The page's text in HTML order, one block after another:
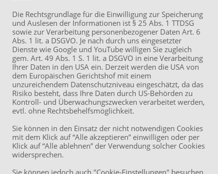
ÖPNV
U7, Bus 32: Station
Habsburgerallee
Straßenbahn 14: Station
Habsburgerallee /
Wittelsbacherallee
Anfahrt
Eingang Brüder-Grimm-Str.
13
Die Rechtsgrundlage für die Einwilligung zur Speicherung
und Auslesen der Informationen ist § 25 Abs. 1 TTDSG
sowie zur Verarbeitung personenbezogener Daten Art. 6
Abs. 1 lit. a DSGVO. Je nach durch uns eingesetzter
Dienste wie Google und YouTube willigen Sie zugleich
gem. Art. 49 Abs. 1 S. 1 lit. a DSGVO in eine Verarbeitung
Ihrer Daten in den USA ein. Derzeit werden die USA von
dem Europäischen Gerichtshof mit einem
unzureichendem Datenschutzniveau eingeschätzt, da das
Risiko besteht, dass Ihre Daten durch US-Behörden zu
Kontroll- und Überwachungszwecken verarbeitet werden,
evtl. ohne Rechtsbehelfsmöglichkeit.
Sie können in den Einsatz der nicht notwendigen Cookies
mit dem Klick auf “Alle akzeptieren” einwilligen oder per
Klick auf “Alle ablehnen” der Verwendung solcher Cookies
widersprechen.
Sie können jedoch auch "Cookie-Einstellungen" besuchen,